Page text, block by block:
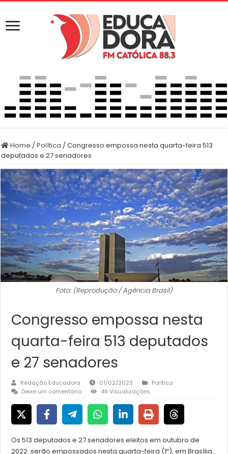
Home /Política /Congresso empossa nesta quarta-feira 513
deputados e 27 senadores
Foto: (Reprodução / Agência Brasil)
Congresso empossa nesta
quarta-feira 513 deputados
e 27 senadores
Redação Educadora 01/02/2023
Política
Deixe um comentário
49 Visualizações
Os 513 deputados e 27 senadores eleitos em outubro de
2022 serão empossados nesta quarta-feira (1º), em Brasília.